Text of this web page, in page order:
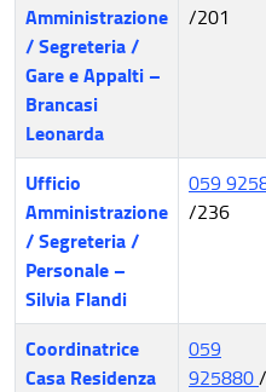
Amministrazione
/ Segreteria /
Gare e Appalti –
Brancasi
Leonarda
/201
Ufficio
Amministrazione
/ Segreteria /
Personale –
Silvia Flandi
059
/236
Coordinatrice
Casa Residenza
059
925880